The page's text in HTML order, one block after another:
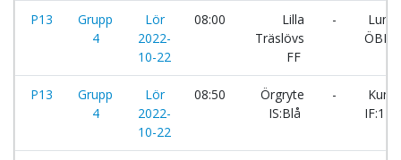
P13
Grupp
4
Lör
2022-
10-22
08:00
Lilla
Träslövs
FF
-
ÖBK
P13
Grupp
4
Lör
2022-
10-22
08:50
Örgryte
IS:Blå
-
IF:1